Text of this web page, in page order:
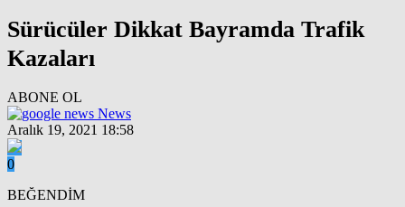
Sürücüler Dikkat Bayramda Trafik
Kazaları
ABONE OL
News
Aralık 19, 2021 18:58
0
BEĞENDİM